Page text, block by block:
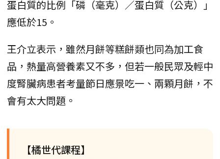
蛋白質的比例「磷（毫克）／蛋白質（公克）」
應低於15。
王介立表示，雖然月餅等糕餅類也同為加工食
品，熱量高營養素又不多，但若一般民眾及輕中
度腎臟病患者考量節日應景吃一、兩顆月餅，不
會有太大問題。
【橘世代課程】